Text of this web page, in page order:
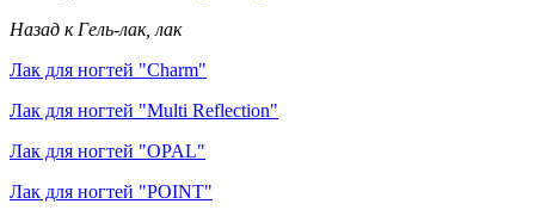
Назад к Гель-лак, лак
Лак для ногтей "Charm"
Лак для ногтей "Multi Reflection"
Лак для ногтей "OPAL"
Лак для ногтей "POINT"